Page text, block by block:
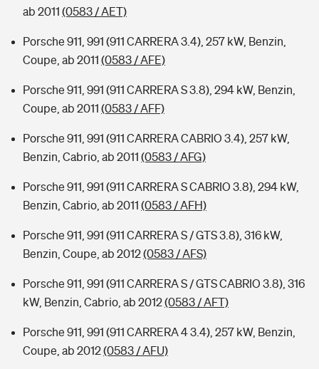
ab 2011 (0583 / AET)
Porsche 911, 991 (911 CARRERA 3.4), 257 kW, Benzin,
Coupe, ab 2011 (0583 / AFE)
Porsche 911, 991 (911 CARRERA S 3.8), 294 kW, Benzin,
Coupe, ab 2011 (0583 / AFF)
Porsche 911, 991 (911 CARRERA CABRIO 3.4), 257 kW,
Benzin, Cabrio, ab 2011 (0583 / AFG)
Porsche 911, 991 (911 CARRERA S CABRIO 3.8), 294 kW,
Benzin, Cabrio, ab 2011 (0583 / AFH)
Porsche 911, 991 (911 CARRERA S / GTS 3.8), 316 kW,
Benzin, Coupe, ab 2012(0583 / AFS)
Porsche 911, 991 (911 CARRERA S / GTS CABRIO 3.8), 316
kW, Benzin, Cabrio, ab 2012(0583 / AFT)
Porsche 911, 991 (911 CARRERA 4 3.4), 257 kW, Benzin,
Coupe, ab 2012(0583 / AFU)